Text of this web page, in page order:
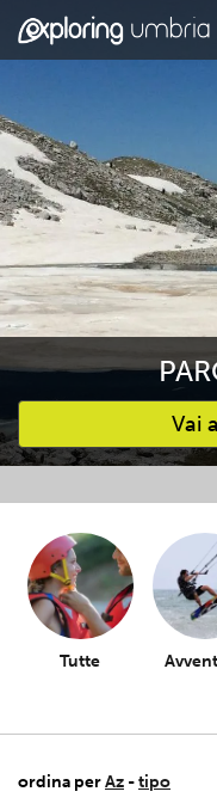
Vai
Attività preferite
Tutte
ordina perAz -tipo